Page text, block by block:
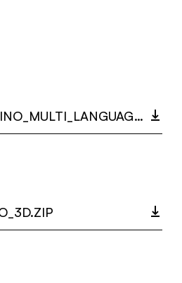
2906-G_MAGGIOLINO_MULTI_LANGUAGE_9555_INST.PDF